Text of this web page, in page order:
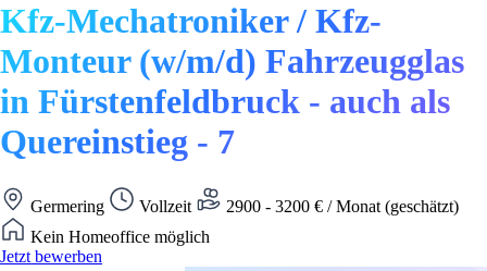
Kfz-Mechatroniker / Kfz-
Monteur (w/m/d) Fahrzeugglas
in Fürstenfeldbruck - auch als
Quereinstieg - 7
Germering Vollzeit
2900 - 3200 € / Monat (geschätzt)
Kein Homeoffice möglich
Jetzt bewerben